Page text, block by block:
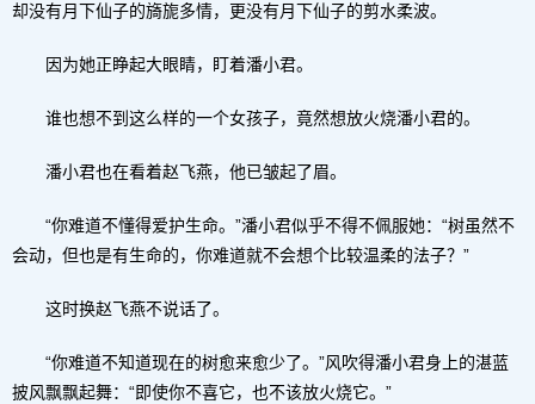
却没有月下仙子的旖旎多情，更没有月下仙子的剪水柔波。
因为她正睁起大眼睛，盯着潘小君。
谁也想不到这么样的一个女孩子，竟然想放火烧潘小君的。
潘小君也在看着赵飞燕，他已皱起了眉。
“你难道不懂得爱护生命。”潘小君似乎不得不佩服她：“树虽然不
会动，但也是有生命的，你难道就不会想个比较温柔的法子？”
这时换赵飞燕不说话了。
“你难道不知道现在的树愈来愈少了。”风吹得潘小君身上的湛蓝
披风飘飘起舞：“即使你不喜它，也不该放火烧它。”